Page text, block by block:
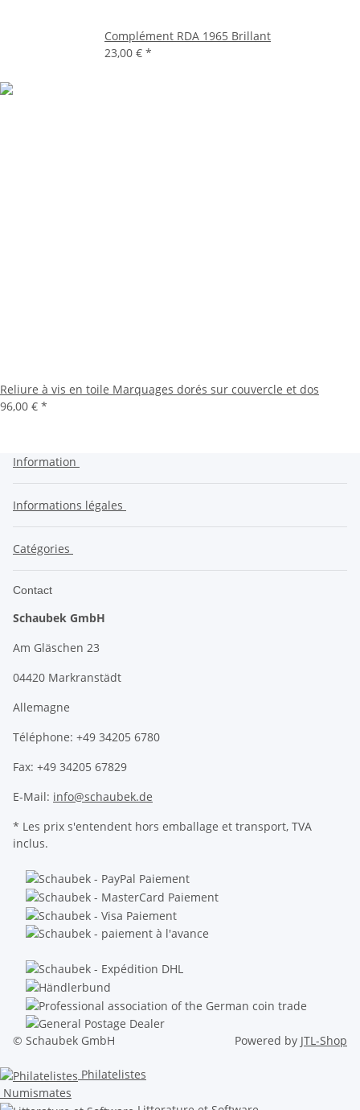
Complément RDA 1965 Brillant
23,00 € *
Reliure à vis en toile Marquages dorés sur couvercle et dos
96,00 € *
Information
Informations légales
Catégories
Contact
Schaubek GmbH
Am Gläschen 23
04420 Markranstädt
Allemagne
Téléphone: +49 34205 6780
Fax: +49 34205 67829
E-Mail: info@schaubek.de
* Les prix s'entendent hors emballage et transport, TVA
inclus.
© Schaubek GmbH Powered by JTL-Shop
Philatelistes
Numismates